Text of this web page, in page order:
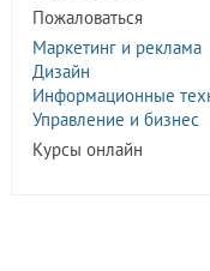
Пожаловаться
Маркетинг и реклама
Дизайн
Информационные
Управление и бизнес
Курсы онлайн